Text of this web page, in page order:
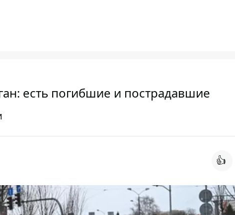
есть погибшие и пострадавшие
👍